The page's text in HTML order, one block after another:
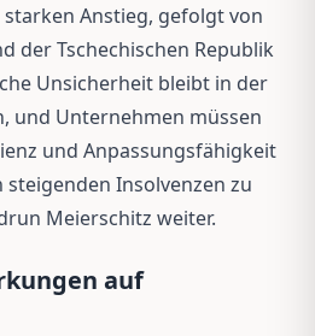
Anstieg, gefolgt von
der Tschechischen Republik
Unsicherheit bleibt in der
und Unternehmen müssen
und Anpassungsfähigkeit
Insolvenzen zu
Meierschitz weiter.
auf